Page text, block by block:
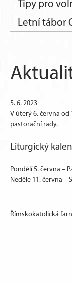
Tipy pro
Letní tábor
5. 6. 2023
V úterý 6. června od
pastorační rady.
Liturgický
Pondělí 5. června –
Neděle 11. června –
Římskokatolická